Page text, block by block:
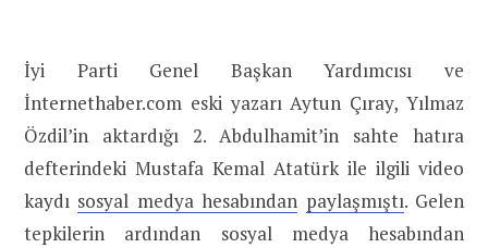
İyi Parti Genel Başkan Yardımcısı ve
İnternethaber.com eski yazarı Aytun Çıray, Yılmaz
Özdil’in aktardığı 2. Abdulhamit’in sahte hatıra
defterindeki Mustafa Kemal Atatürk ile ilgili video
kaydı sosyal medya hesabından paylaşmıştı. Gelen
tepkilerin ardından sosyal medya hesabından